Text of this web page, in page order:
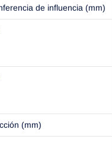
de influencia (mm)
(mm)